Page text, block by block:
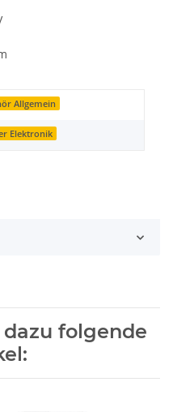
Allgemein
Elektronik
folgende